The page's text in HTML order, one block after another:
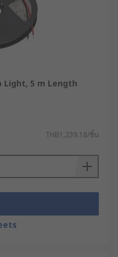
Light, 5 m Length
THB1,239.18/ชิ้น